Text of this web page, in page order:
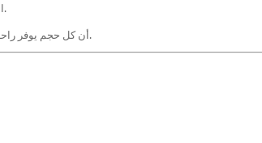
الفتحات الوظيفية: تضيف فتحات الإبهام والسحابات والأغطية القابلة للتعديل فوائد عملية.
من خلال تصنيف الأنماط ثلاثية الأبعاد وأخذ عينات النماذج الأولية، تضمن Pinyang أن كل حجم يوفر راحة ثابتة.